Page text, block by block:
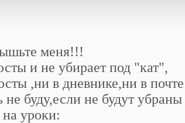
меня!!!
и не убирает под "кат",
,ни в дневнике,ни в почте
буду,если не будут убраны
уроки: